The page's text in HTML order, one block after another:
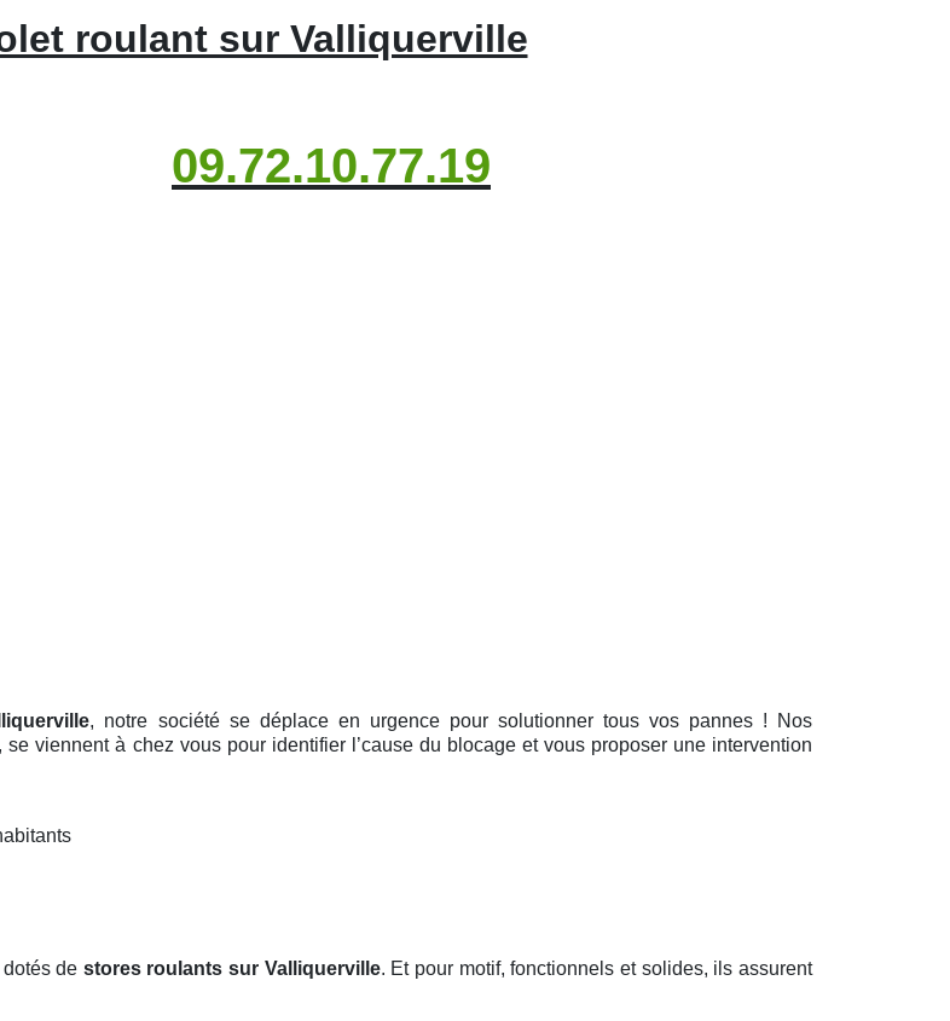
roulant sur Valliquerville
09.72.10.77.19
, notre société se déplace en urgence pour solutionner tous vos pannes ! Nos
viennent à chez vous pour identifier l’cause du blocage et vous proposer une intervention
de stores roulants sur Valliquerville. Et pour motif, fonctionnels et solides, ils assurent